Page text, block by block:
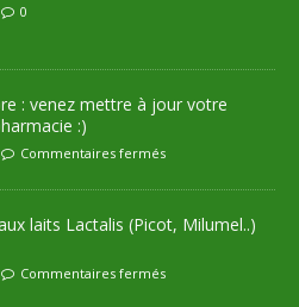
0
: venez mettre à jour votre
:)
Commentaires fermés
laits Lactalis (Picot, Milumel..)
Commentaires fermés